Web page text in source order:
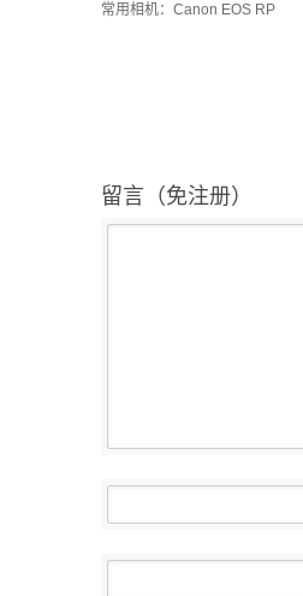
常用相机：Canon EOS RP
留言（免注册）